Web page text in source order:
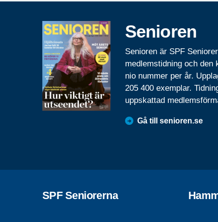
Senioren
Senioren är SPF
medlemstidning och den
nio nummer per år.
205 400 exemplar.
uppskattad
Gå till senioren.se
SPF Seniorerna